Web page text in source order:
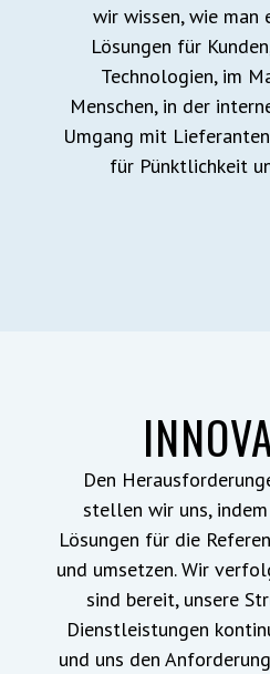
wir wissen, wie man
Lösungen für
Technologien, im
Menschen, in der
Umgang mit
für Pünktlichkeit
Den
stellen wir uns,
Lösungen für die
und umsetzen. Wir
sind bereit, unsere
Dienstleistungen
und uns den